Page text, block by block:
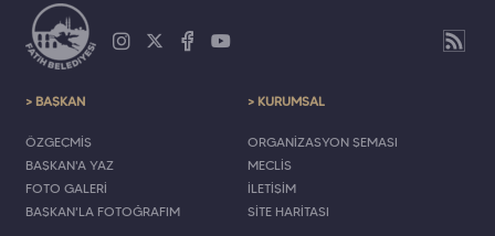
> BAŞKAN
ÖZGEÇMİŞ
BAŞKAN'A YAZ
FOTO GALERİ
BAŞKAN'LA FOTOĞRAFIM
> KURUMSAL
ORGANİZASYON ŞEMASI
MECLİS
İLETİŞİM
SİTE HARİTASI